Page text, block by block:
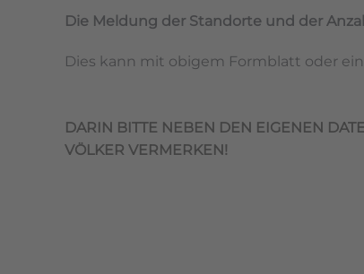
Die Meldung der Standorte und der
Dies kann mit obigem Formblatt oder
DARIN BITTE NEBEN DEN EIGENEN
VÖLKER VERMERKEN!